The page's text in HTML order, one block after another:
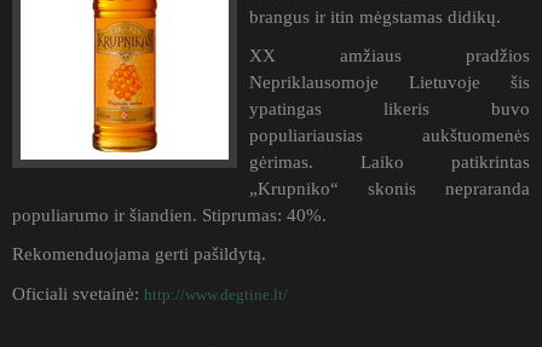
brangus ir itin mėgstamas didikų.
XX amžiaus pradžios
Nepriklausomoje Lietuvoje šis
ypatingas likeris buvo
populiariausias aukštuomenės
gėrimas. Laiko patikrintas
„Krupniko“ skonis nepraranda
populiarumo ir šiandien. Stiprumas: 40%.
Rekomenduojama gerti pašildytą.
Oficiali svetainė: http://www.degtine.lt/